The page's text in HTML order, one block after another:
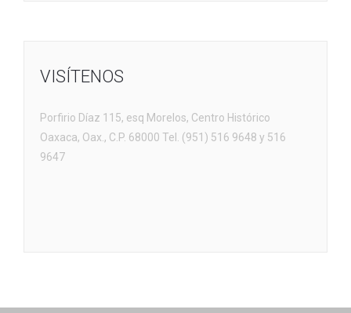
VISÍTENOS
Porfirio Díaz 115, esq Morelos, Centro Histórico
Oaxaca, Oax., C.P. 68000 Tel. (951) 516 9648 y 516
9647